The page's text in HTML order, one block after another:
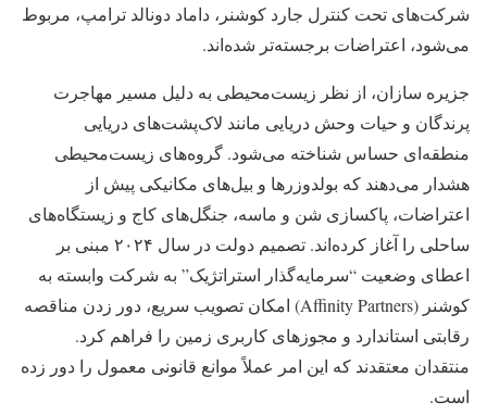
شرکت‌های تحت کنترل جارد کوشنر، داماد دونالد ترامپ، مربوط
می‌شود، اعتراضات برجسته‌تر شده‌اند.
جزیره سازان، از نظر زیست‌محیطی به دلیل مسیر مهاجرت
پرندگان و حیات وحش دریایی مانند لاک‌پشت‌های دریایی
منطقه‌ای حساس شناخته می‌شود. گروه‌های زیست‌محیطی
هشدار می‌دهند که بولدوزرها و بیل‌های مکانیکی پیش از
اعتراضات، پاکسازی شن و ماسه، جنگل‌های کاج و زیستگاه‌های
ساحلی را آغاز کرده‌اند. تصمیم دولت در سال ۲۰۲۴ مبنی بر
اعطای وضعیت “سرمایه‌گذار استراتژیک” به شرکت وابسته به
کوشنر (Affinity Partners) امکان تصویب سریع، دور زدن مناقصه
رقابتی استاندارد و مجوزهای کاربری زمین را فراهم کرد.
منتقدان معتقدند که این امر عملاً موانع قانونی معمول را دور زده
است.